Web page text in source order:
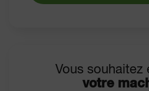
Vous souhaitez
votre